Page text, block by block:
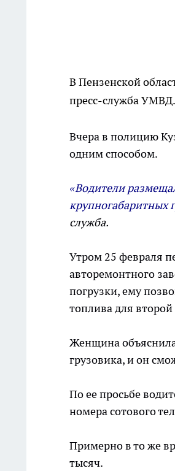
В Пензенской
пресс-служба УМВД.
Вчера в полицию
одним способом.
«Водители
крупногабаритных
служба.
Утром 25 февраля
авторемонтного
погрузки, ему
топлива для
Женщина
грузовика, и он
По ее просьбе
номера сотового
Примерно в то же
тысяч.